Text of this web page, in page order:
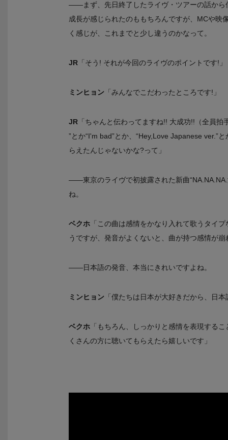
――まず、先日終了したライヴ・ツアーの話から
成長が感じられたのももちろんですが、MCや映
く感じが、これまでと少し違うのかなって。
JR 「そう! それが今回のライヴのポイントです!」
ミンヒョン 「みんなでこだわったところです!」
JR 「ちゃんと伝わってますね!! 大成功!!（全員
”とか“I'm bad”とか、“Hey,Love Japanese ver.”
らえたんじゃないかな?って」
――東京のライヴで初披露された新曲
ね。
ベクホ 「この曲は感情をかなり入れて歌うタイ
うですが、発音がよくないと、曲が持つ感情が
――日本語の発音、本当にきれいですよね。
ミンヒョン 「僕たちは日本が大好きだから、日
ベクホ 「もちろん、しっかりと感情を表現する
くさんの方に聴いてもらえたら嬉しいです」